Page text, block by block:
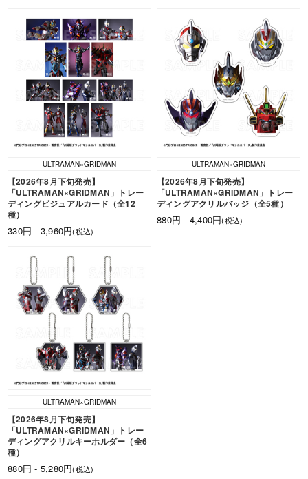
ULTRAMAN×GRIDMAN
【2026年8月下旬発売】
「ULTRAMAN×GRIDMAN」トレー
ディングビジュアルカード（全12
種）
330円 - 3,960円(税込)
ULTRAMAN×GRIDMAN
【2026年8月下旬発売】
「ULTRAMAN×GRIDMAN」トレー
ディングアクリルバッジ（全5種）
880円 - 4,400円(税込)
ULTRAMAN×GRIDMAN
【2026年8月下旬発売】
「ULTRAMAN×GRIDMAN」トレー
ディングアクリルキーホルダー（全6
種）
880円 - 5,280円(税込)